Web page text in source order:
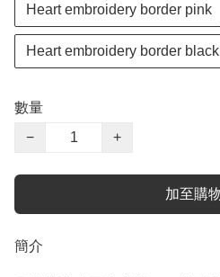
Heart embroidery border pink
Heart embroidery border black
數量
−
+
加至購
簡介